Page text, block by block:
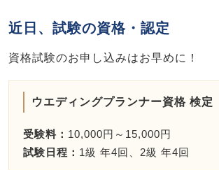
近日、試験の資格・認定
資格試験のお申し込みはお早めに！
ウエディングプランナー資格 検定
受験料： 10,000円～15,000円
試験日程： 1級 年4回、2級 年4回